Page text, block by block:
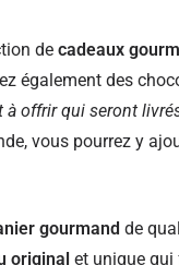
de cadeaux
également des
offrir qui seront
vous pourrez y
gourmand de
original et unique qui